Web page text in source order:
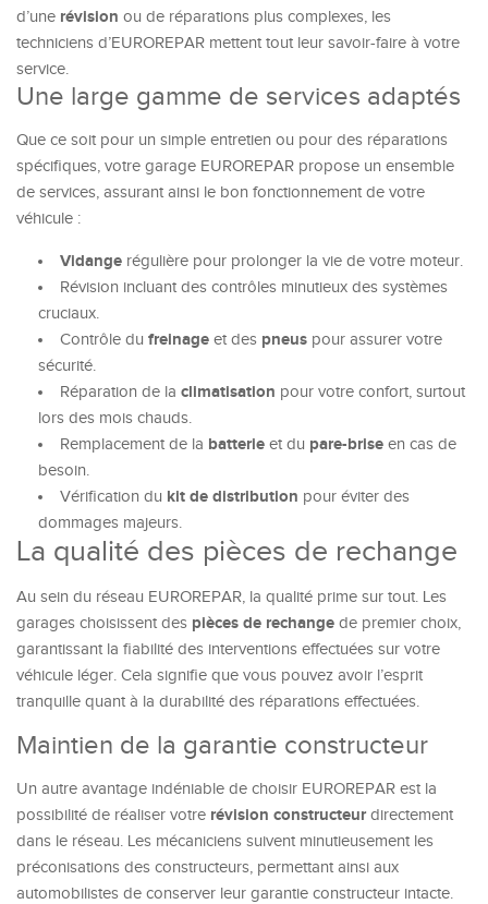
d’une révision ou de réparations plus complexes, les
techniciens d’EUROREPAR mettent tout leur savoir-faire à votre
service.
Une large gamme de services adaptés
Que ce soit pour un simple entretien ou pour des réparations
spécifiques, votre garage EUROREPAR propose un ensemble
de services, assurant ainsi le bon fonctionnement de votre
véhicule :
Vidange régulière pour prolonger la vie de votre moteur.
Révision incluant des contrôles minutieux des systèmes
cruciaux.
Contrôle du freinage et des pneus pour assurer votre
sécurité.
Réparation de la climatisation pour votre confort, surtout
lors des mois chauds.
Remplacement de la batterie et du pare-brise en cas de
besoin.
Vérification du kit de distribution pour éviter des
dommages majeurs.
La qualité des pièces de rechange
Au sein du réseau EUROREPAR, la qualité prime sur tout. Les
garages choisissent des pièces de rechange de premier choix,
garantissant la fiabilité des interventions effectuées sur votre
véhicule léger. Cela signifie que vous pouvez avoir l’esprit
tranquille quant à la durabilité des réparations effectuées.
Maintien de la garantie constructeur
Un autre avantage indéniable de choisir EUROREPAR est la
possibilité de réaliser votre révision constructeurdirectement
dans le réseau. Les mécaniciens suivent minutieusement les
préconisations des constructeurs, permettant ainsi aux
automobilistes de conserver leur garantie constructeur intacte.